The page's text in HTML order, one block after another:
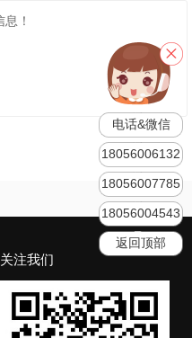
关注我们
电话&微信
18056006132
18056007785
18056004543
返回顶部